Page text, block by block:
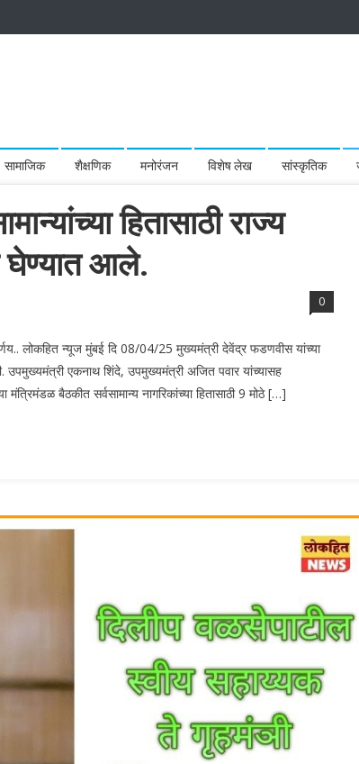
सामाजिक शैक्षणिक मनोरंजन विशेष लेख सांस्कृतिक
हितासाठी राज्य
घेण्यात आले.
0
लोकहित न्यूज मुंबई दि 08/04/25 मुख्यमंत्री देवेंद्र फडणवीस यांच्या
उपमुख्यमंत्री एकनाथ शिंदे, उपमुख्यमंत्री अजित पवार यांच्यासह
बैठकीत सर्वसामान्य नागरिकांच्या हितासाठी 9 मोठे […]